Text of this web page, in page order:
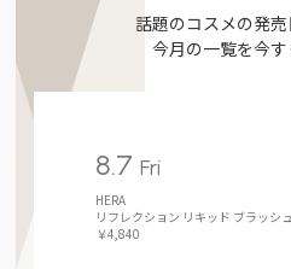
話題のコスメの発売
今月の一覧を今す
8.7Fri
HERA
リフレクション リキッド ブラッシュ
￥4,840